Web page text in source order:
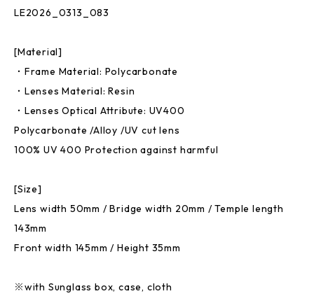
LE2026_0313_083
[Material]
・Frame Material: Polycarbonate
・Lenses Material: Resin
・Lenses Optical Attribute: UV400
Polycarbonate /Alloy /UV cut lens
100% UV 400 Protection against harmful
[Size]
Lens width 50mm / Bridge width 20mm / Temple length
143mm
Front width 145mm / Height 35mm
※with Sunglass box, case, cloth